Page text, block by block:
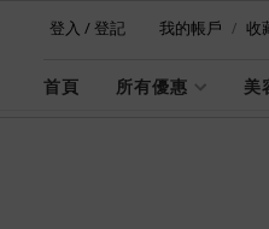
登入 /登記 我的帳戶 收
首頁 所有優惠 美